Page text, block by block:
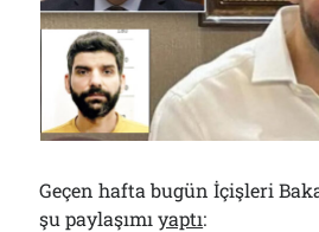
Çağırdı!..
31/07/2026
Arşivler
Geçen hafta bugün İçişleri
şu paylaşımıyaptı: